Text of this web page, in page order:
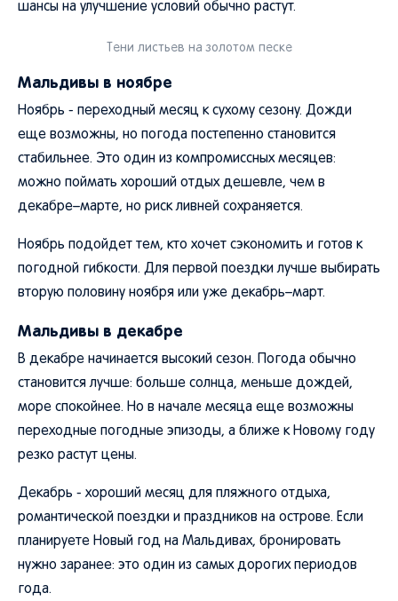
шансы на улучшение условий обычно растут.
Тени листьев на золотом песке
Мальдивы в ноябре
Ноябрь - переходный месяц к сухому сезону. Дожди
еще возможны, но погода постепенно становится
стабильнее. Это один из компромиссных месяцев:
можно поймать хороший отдых дешевле, чем в
декабре–марте, но риск ливней сохраняется.
Ноябрь подойдет тем, кто хочет сэкономить и готов к
погодной гибкости. Для первой поездки лучше выбирать
вторую половину ноября или уже декабрь–март.
Мальдивы в декабре
В декабре начинается высокий сезон. Погода обычно
становится лучше: больше солнца, меньше дождей,
море спокойнее. Но в начале месяца еще возможны
переходные погодные эпизоды, а ближе к Новому году
резко растут цены.
Декабрь - хороший месяц для пляжного отдыха,
романтической поездки и праздников на острове. Если
планируете Новый год на Мальдивах, бронировать
нужно заранее: это один из самых дорогих периодов
года.